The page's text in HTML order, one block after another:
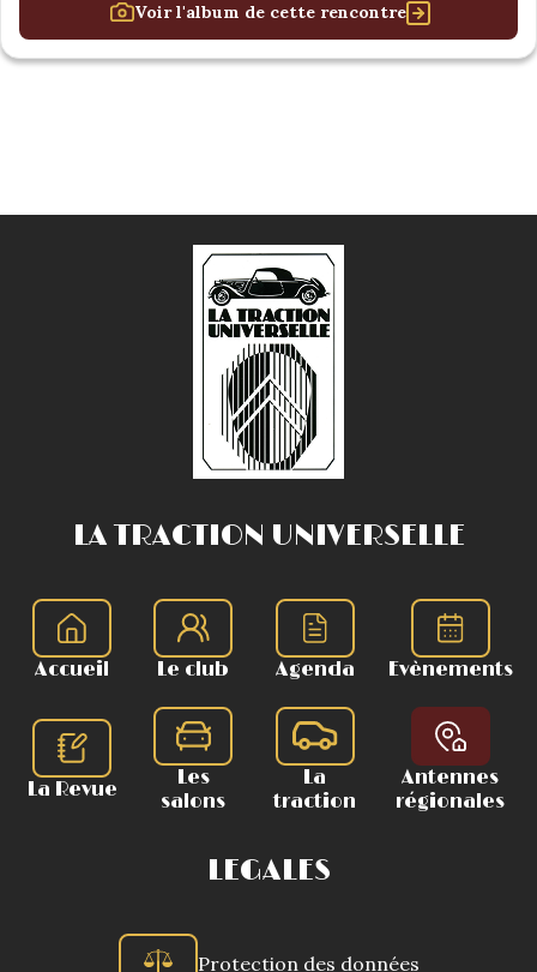
Voir l'album de cette rencontre
LA TRACTION UNIVERSELLE
Accueil Le club Agenda Evènements
La Revue
Les
salons
La
traction
Antennes
régionales
LEGALES
Protection des données